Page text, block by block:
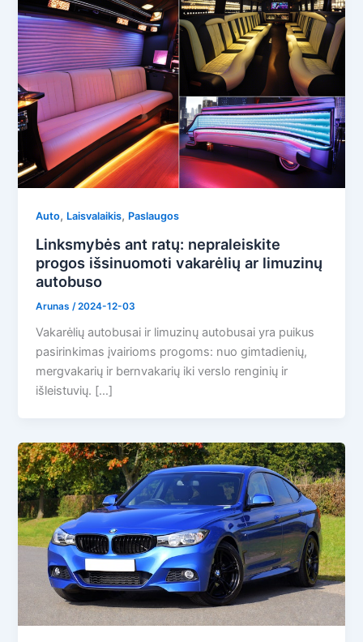
Auto, Laisvalaikis, Paslaugos
Linksmybės ant ratų: nepraleiskite
progos išsinuomoti vakarėlių ar limuzinų
autobuso
Arunas /2024-12-03
Vakarėlių autobusai ir limuzinų autobusai yra puikus
pasirinkimas įvairioms progoms: nuo gimtadienių,
mergvakarių ir bernvakarių iki verslo renginių ir
išleistuvių. […]